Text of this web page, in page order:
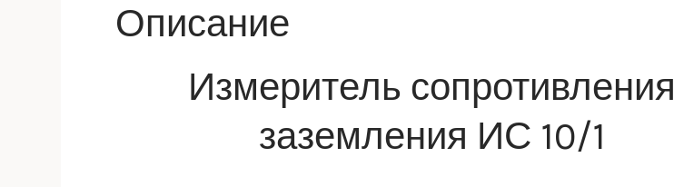
Описание
Измеритель сопротивления
заземления ИС 10/1